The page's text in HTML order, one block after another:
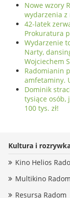
Nowe wzory
wydarzenia
42-latek
Prokuratura
Wydarzenie
Narty,
Wojciechem
Radomianin
amfetaminy.
Dominik
tysiące osób,
100 tys. zł!
Kultura i
Kino Helios
Multikino Radom
Resursa Radom